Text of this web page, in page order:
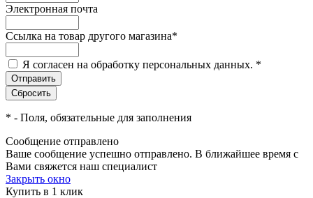
Электронная почта
Ссылка на товар другого магазина*
Я согласен на обработку персональных данных. *
* - Поля, обязательные для заполнения
Сообщение отправлено
Ваше сообщение успешно отправлено. В ближайшее время с
Вами свяжется наш специалист
Закрыть окно
Купить в 1 клик